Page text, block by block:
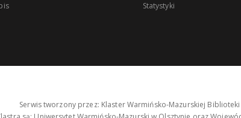
Statystyki
Serwis tworzony przez: Klaster Warmińsko-Mazurskiej